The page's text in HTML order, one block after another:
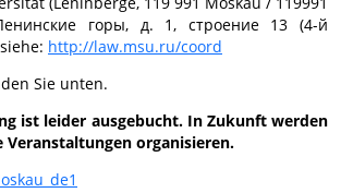
горы, д. 1, строение 13 (4-й
http://law.msu.ru/coord
Sie unten.
ist leider ausgebucht. In Zukunft werden
organisieren.